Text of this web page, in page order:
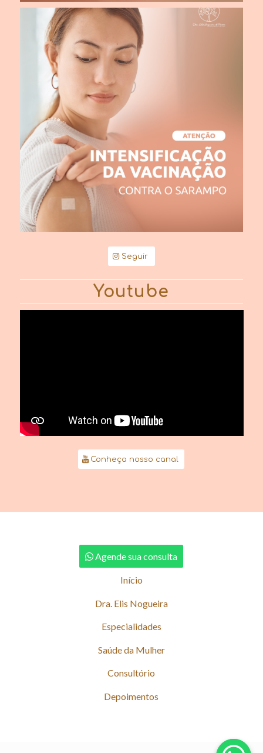
Seguir
Youtube
Conheça nosso canal
Agende sua consulta
Início
Dra. Elis Nogueira
Especialidades
Saúde da Mulher
Consultório
Depoimentos